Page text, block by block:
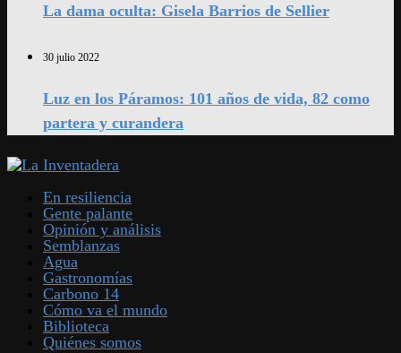
La dama oculta: Gisela Barrios de Sellier
30 julio 2022
Luz en los Páramos: 101 años de vida, 82 como
partera y curandera
En resiliencia
Gente palante
Opinión y análisis
Semblanzas
Agua
Gastronomías
Carbono 14
Cómo va el mundo
Biblioteca
Quiénes somos